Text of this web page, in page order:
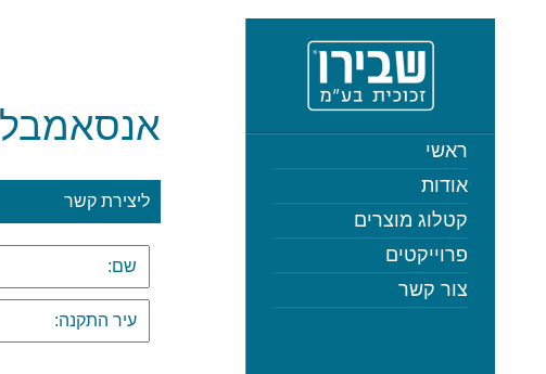
ראשי
אודות
קטלוג מוצרים
פרוייקטים
צור קשר
ליצירת קשר